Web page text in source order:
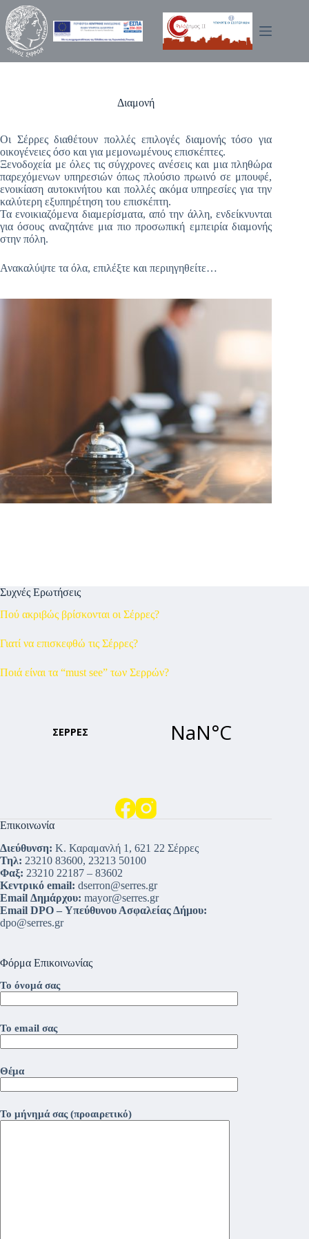
Μετάβαση
στο
περιεχόμενο
Διαμονή
Οι Σέρρες διαθέτουν πολλές επιλογές διαμονής τόσο για
οικογένειες όσο και για μεμονωμένους επισκέπτες.
Ξενοδοχεία με όλες τις σύγχρονες ανέσεις και μια πληθώρα
παρεχόμενων υπηρεσιών όπως πλούσιο πρωινό σε μπουφέ,
ενοικίαση αυτοκινήτου και πολλές ακόμα υπηρεσίες για την
καλύτερη εξυπηρέτηση του επισκέπτη.
Τα ενοικιαζόμενα διαμερίσματα, από την άλλη, ενδείκνυνται
για όσους αναζητάνε μια πιο προσωπική εμπειρία διαμονής
στην πόλη.
Ανακαλύψτε τα όλα, επιλέξτε και περιηγηθείτε…
Συχνές Ερωτήσεις
Πού ακριβώς βρίσκονται οι Σέρρες?
Γιατί να επισκεφθώ τις Σέρρες?
Ποιά είναι τα “must see” των Σερρών?
Επικοινωνία
Διεύθυνση: Κ. Καραμανλή 1, 621 22 Σέρρες
Τηλ: 23210 83600, 23213 50100
Φαξ: 23210 22187 – 83602
Κεντρικό email: dserron@serres.gr
Email Δημάρχου: mayor@serres.gr
Email DPO – Υπεύθυνου Ασφαλείας Δήμου:
dpo@serres.gr
Φόρμα Επικοινωνίας
Το όνομά σας
Το email σας
Θέμα
Το μήνημά σας (προαιρετικό)